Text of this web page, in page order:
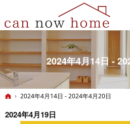
2024年4月14日 -
ホーム
2024年4月14日 - 2024年4月20日
2024年4月19日